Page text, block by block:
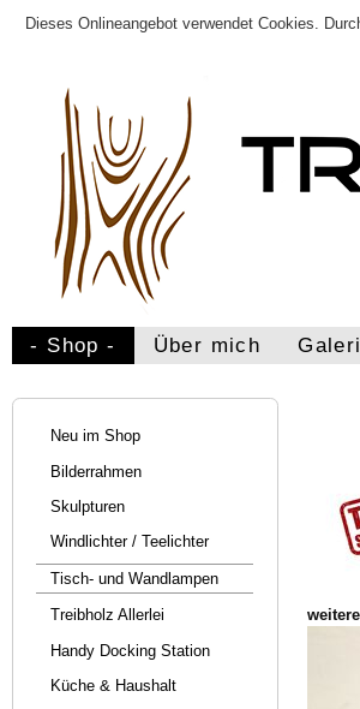
Dieses Onlineangebot verwendet Cookies.
- Shop - Über mich
Neu im Shop
Bilderrahmen
Skulpturen
Windlichter / Teelichter
Tisch- und Wandlampen
Treibholz Allerlei
Handy Docking Station
Küche & Haushalt